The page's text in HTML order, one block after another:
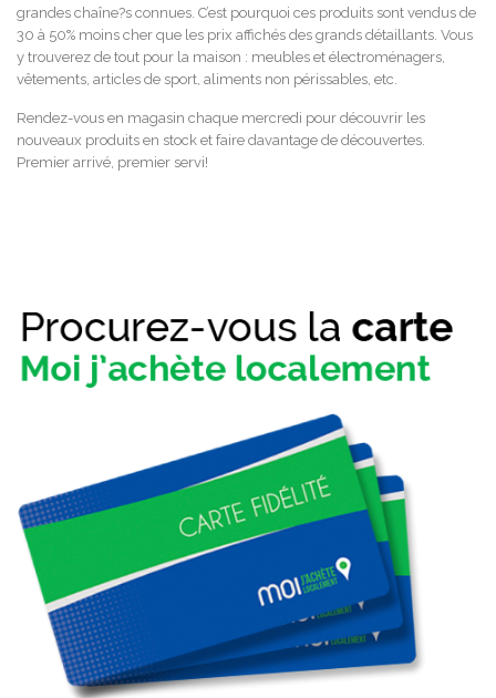
grandes chaîne?s connues. C’est pourquoi ces produits sont vendus de
30 à 50% moins cher que les prix affichés des grands détaillants. Vous
y trouverez de tout pour la maison : meubles et électroménagers,
vêtements, articles de sport, aliments non périssables, etc.
Rendez-vous en magasin chaque mercredi pour découvrir les
nouveaux produits en stock et faire davantage de découvertes.
Premier arrivé, premier servi!